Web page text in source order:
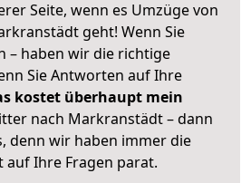
Seite, wenn es Umzüge von
geht! Wenn Sie
– haben wir die richtige
Sie Antworten auf Ihre
kostet überhaupt mein
nach Markranstädt – dann
denn wir haben immer die
auf Ihre Fragen parat.